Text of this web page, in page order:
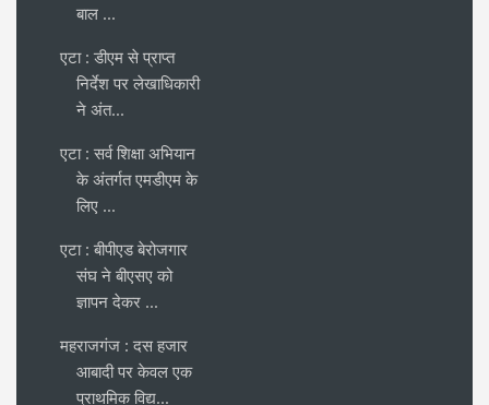
बाल ...
एटा : डीएम से प्राप्त
निर्देश पर लेखाधिकारी
ने अंत...
एटा : सर्व शिक्षा अभियान
के अंतर्गत एमडीएम के
लिए ...
एटा : बीपीएड बेरोजगार
संघ ने बीएसए को
ज्ञापन देकर ...
महराजगंज : दस हजार
आबादी पर केवल एक
प्राथमिक विद्य...